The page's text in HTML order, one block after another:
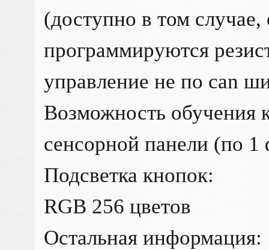
(доступно в том
программируются
управление не по can
Возможность обучения
сенсорной панели (по
Подсветка кнопок:
RGB 256 цветов
Остальная информация: